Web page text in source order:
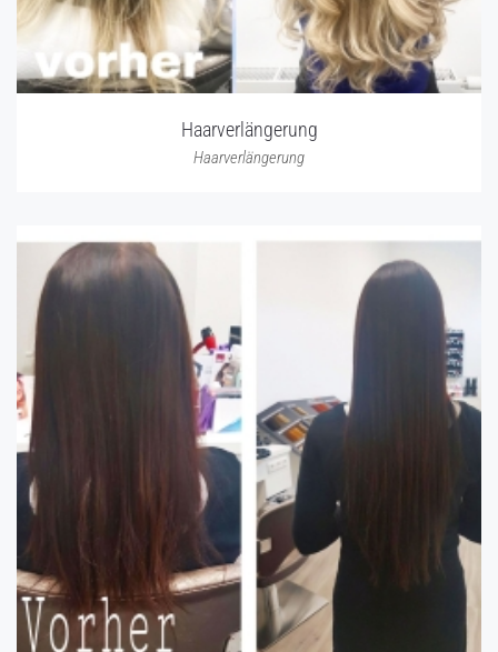
Haarverlängerung
Haarverlängerung